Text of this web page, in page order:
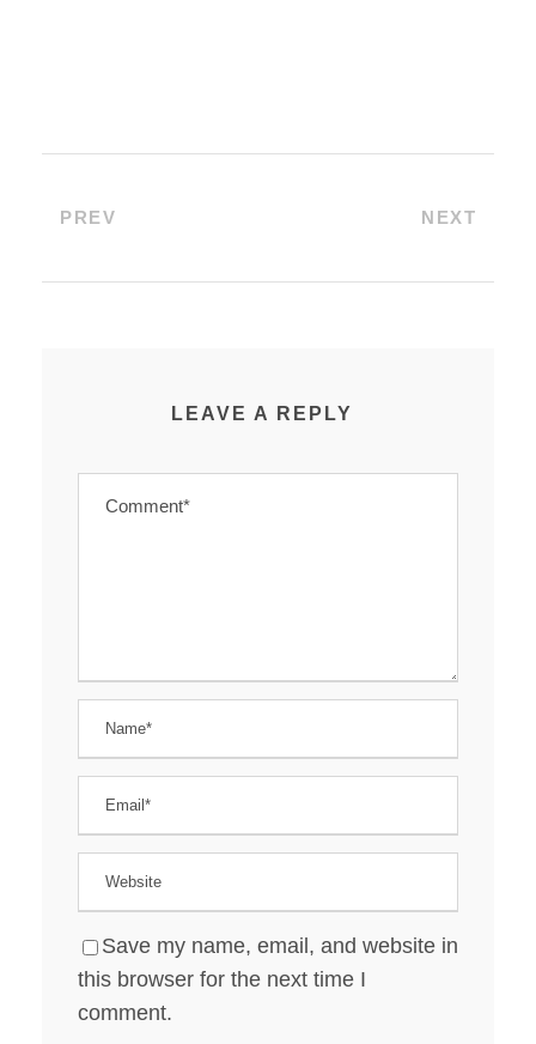
PREV NEXT
LEAVE A REPLY
Save my name, email, and website in
this browser for the next time I
comment.